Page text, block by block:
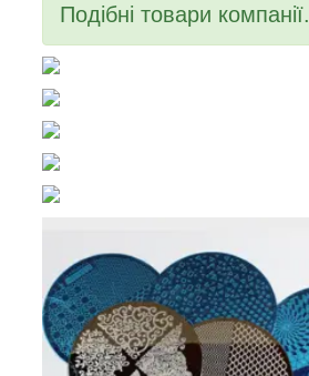
Подібні товари компанії.